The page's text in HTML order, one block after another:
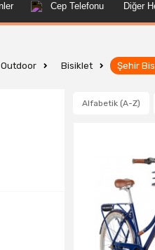
Cep Telefonu Diğer
Outdoor Bisiklet Şehir
Alfabetik (A-Z)